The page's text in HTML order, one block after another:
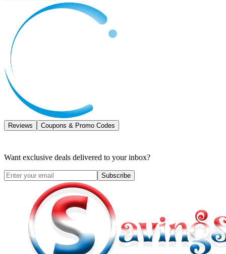
Reviews Coupons & Promo Codes
Want exclusive deals delivered to your inbox?
Subscribe